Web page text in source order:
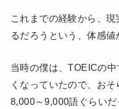
これまでの経験から、
るだろうという、体感値
当時の僕は、TOEICの
くなっていたので、お
8,000～9,000語ぐらいだ